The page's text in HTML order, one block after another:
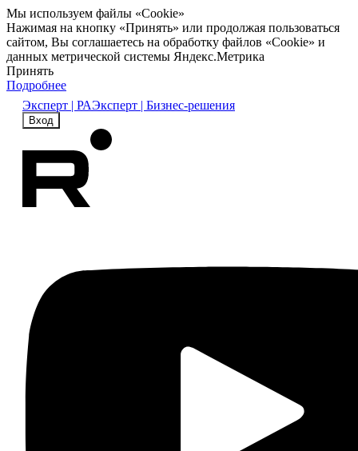
Мы используем файлы «Cookie»
Нажимая на кнопку «Принять» или продолжая пользоваться
сайтом, Вы соглашаетесь на обработку файлов «Cookie» и
данных метрической системы Яндекс.Метрика
Принять
Подробнее
Эксперт | РАЭксперт | Бизнес-решения
Вход